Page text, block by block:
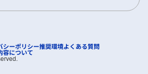
シーポリシー推奨環境よくある質問
容について